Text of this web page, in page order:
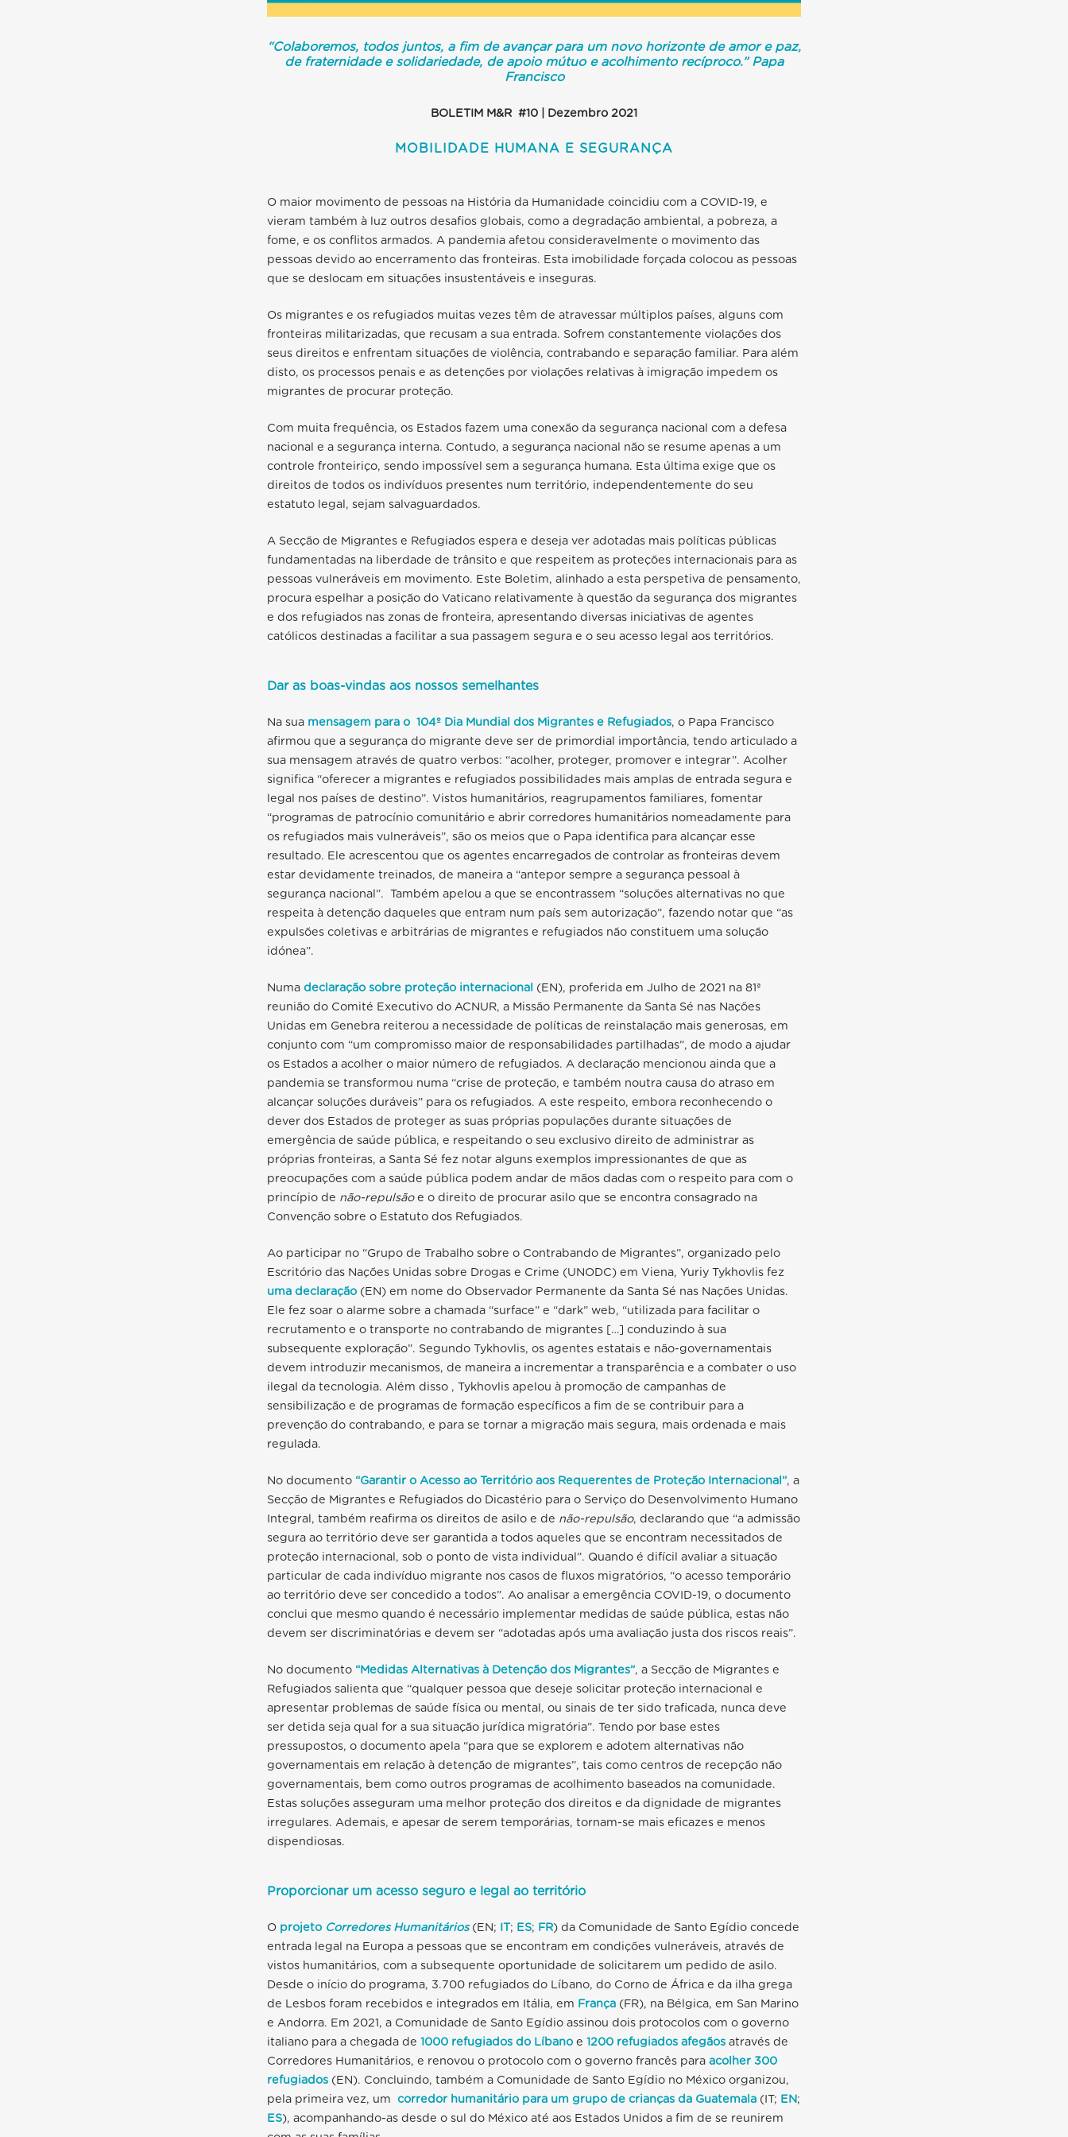
“Colaboremos, todos juntos, a fim de avançar para um novo horizonte de amor e paz,
de fraternidade e solidariedade, de apoio mútuo e acolhimento recíproco.” Papa
Francisco
BOLETIM M&R #10 | Dezembro 2021
MOBILIDADE HUMANA E SEGURANÇA
O maior movimento de pessoas na História da Humanidade coincidiu com a COVID-19, e
vieram também à luz outros desafios globais, como a degradação ambiental, a pobreza, a
fome, e os conflitos armados. A pandemia afetou consideravelmente o movimento das
pessoas devido ao encerramento das fronteiras. Esta imobilidade forçada colocou as pessoas
que se deslocam em situações insustentáveis e inseguras.
Os migrantes e os refugiados muitas vezes têm de atravessar múltiplos países, alguns com
fronteiras militarizadas, que recusam a sua entrada. Sofrem constantemente violações dos
seus direitos e enfrentam situações de violência, contrabando e separação familiar. Para além
disto, os processos penais e as detenções por violações relativas à imigração impedem os
migrantes de procurar proteção.
Com muita frequência, os Estados fazem uma conexão da segurança nacional com a defesa
nacional e a segurança interna. Contudo, a segurança nacional não se resume apenas a um
controle fronteiriço, sendo impossível sem a segurança humana. Esta última exige que os
direitos de todos os indivíduos presentes num território, independentemente do seu
estatuto legal, sejam salvaguardados.
A Secção de Migrantes e Refugiados espera e deseja ver adotadas mais políticas públicas
fundamentadas na liberdade de trânsito e que respeitem as proteções internacionais para as
pessoas vulneráveis em movimento. Este Boletim, alinhado a esta perspetiva de pensamento,
procura espelhar a posição do Vaticano relativamente à questão da segurança dos migrantes
e dos refugiados nas zonas de fronteira, apresentando diversas iniciativas de agentes
católicos destinadas a facilitar a sua passagem segura e o seu acesso legal aos territórios.
Dar as boas-vindas aos nossos semelhantes
Na sua mensagem para o 104º Dia Mundial dos Migrantes e Refugiados, o Papa Francisco
afirmou que a segurança do migrante deve ser de primordial importância, tendo articulado a
sua mensagem através de quatro verbos: “acolher, proteger, promover e integrar”. Acolher
significa “oferecer a migrantes e refugiados possibilidades mais amplas de entrada segura e
legal nos países de destino”. Vistos humanitários, reagrupamentos familiares, fomentar
“programas de patrocínio comunitário e abrir corredores humanitários nomeadamente para
os refugiados mais vulneráveis”, são os meios que o Papa identifica para alcançar esse
resultado. Ele acrescentou que os agentes encarregados de controlar as fronteiras devem
estar devidamente treinados, de maneira a “antepor sempre a segurança pessoal à
segurança nacional”. Também apelou a que se encontrassem “soluções alternativas no que
respeita à detenção daqueles que entram num país sem autorização”, fazendo notar que “as
expulsões coletivas e arbitrárias de migrantes e refugiados não constituem uma solução
idónea”.
Numa declaração sobre proteção internacional (EN), proferida em Julho de 2021 na 81ª
reunião do Comité Executivo do ACNUR, a Missão Permanente da Santa Sé nas Nações
Unidas em Genebra reiterou a necessidade de políticas de reinstalação mais generosas, em
conjunto com “um compromisso maior de responsabilidades partilhadas”, de modo a ajudar
os Estados a acolher o maior número de refugiados. A declaração mencionou ainda que a
pandemia se transformou numa “crise de proteção, e também noutra causa do atraso em
alcançar soluções duráveis” para os refugiados. A este respeito, embora reconhecendo o
dever dos Estados de proteger as suas próprias populações durante situações de
emergência de saúde pública, e respeitando o seu exclusivo direito de administrar as
próprias fronteiras, a Santa Sé fez notar alguns exemplos impressionantes de que as
preocupações com a saúde pública podem andar de mãos dadas com o respeito para com o
princípio de não-repulsãoe o direito de procurar asilo que se encontra consagrado na
Convenção sobre o Estatuto dos Refugiados.
Ao participar no “Grupo de Trabalho sobre o Contrabando de Migrantes”, organizado pelo
Escritório das Nações Unidas sobre Drogas e Crime (UNODC) em Viena, Yuriy Tykhovlis fez
uma declaração (EN) em nome do Observador Permanente da Santa Sé nas Nações Unidas.
Ele fez soar o alarme sobre a chamada “surface” e “dark” web, “utilizada para facilitar o
recrutamento e o transporte no contrabando de migrantes […] conduzindo à sua
subsequente exploração”. Segundo Tykhovlis, os agentes estatais e não-governamentais
devem introduzir mecanismos, de maneira a incrementar a transparência e a combater o uso
ilegal da tecnologia. Além disso , Tykhovlis apelou à promoção de campanhas de
sensibilização e de programas de formação específicos a fim de se contribuir para a
prevenção do contrabando, e para se tornar a migração mais segura, mais ordenada e mais
regulada.
No documento “Garantir o Acesso ao Território aos Requerentes de Proteção Internacional”, a
Secção de Migrantes e Refugiados do Dicastério para o Serviço do Desenvolvimento Humano
Integral, também reafirma os direitos de asilo e de não-repulsão, declarando que “a admissão
segura ao território deve ser garantida a todos aqueles que se encontram necessitados de
proteção internacional, sob o ponto de vista individual”. Quando é difícil avaliar a situação
particular de cada indivíduo migrante nos casos de fluxos migratórios, “o acesso temporário
ao território deve ser concedido a todos”. Ao analisar a emergência COVID-19, o documento
conclui que mesmo quando é necessário implementar medidas de saúde pública, estas não
devem ser discriminatórias e devem ser “adotadas após uma avaliação justa dos riscos reais”.
No documento “Medidas Alternativas à Detenção dos Migrantes”, a Secção de Migrantes e
Refugiados salienta que “qualquer pessoa que deseje solicitar proteção internacional e
apresentar problemas de saúde física ou mental, ou sinais de ter sido traficada, nunca deve
ser detida seja qual for a sua situação jurídica migratória”. Tendo por base estes
pressupostos, o documento apela “para que se explorem e adotem alternativas não
governamentais em relação à detenção de migrantes”, tais como centros de recepção não
governamentais, bem como outros programas de acolhimento baseados na comunidade.
Estas soluções asseguram uma melhor proteção dos direitos e da dignidade de migrantes
irregulares. Ademais, e apesar de serem temporárias, tornam-se mais eficazes e menos
dispendiosas.
Proporcionar um acesso seguro e legal ao território
O projeto Corredores Humanitários(EN; IT; ES; FR) da Comunidade de Santo Egídio concede
entrada legal na Europa a pessoas que se encontram em condições vulneráveis, através de
vistos humanitários, com a subsequente oportunidade de solicitarem um pedido de asilo.
Desde o início do programa, 3.700 refugiados do Líbano, do Corno de África e da ilha grega
de Lesbos foram recebidos e integrados em Itália, em França (FR), na Bélgica, em San Marino
e Andorra. Em 2021, a Comunidade de Santo Egídio assinou dois protocolos com o governo
italiano para a chegada de 1000 refugiados do Líbano e 1200 refugiados afegãos através de
Corredores Humanitários, e renovou o protocolo com o governo francês para acolher 300
refugiados (EN). Concluindo, também a Comunidade de Santo Egídio no México organizou,
pela primeira vez, um corredor humanitário para um grupo de crianças da Guatemala (IT; EN;
ES), acompanhando-as desde o sul do México até aos Estados Unidos a fim de se reunirem